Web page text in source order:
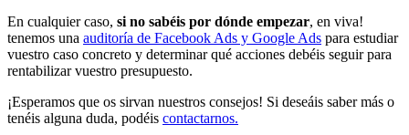
En cualquier caso, si no sabéis por dónde empezar, en viva!
tenemos una auditoría de Facebook Ads y Google Ads para estudiar
vuestro caso concreto y determinar qué acciones debéis seguir para
rentabilizar vuestro presupuesto.
¡Esperamos que os sirvan nuestros consejos! Si deseáis saber más o
tenéis alguna duda, podéis contactarnos.